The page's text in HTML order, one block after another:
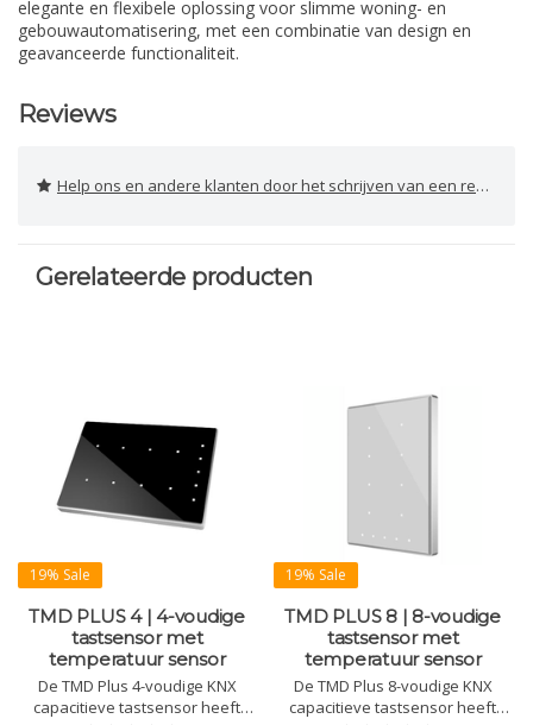
elegante en flexibele oplossing voor slimme woning- en
gebouwautomatisering, met een combinatie van design en
geavanceerde functionaliteit.
Reviews
Help ons en andere klanten door het schrijven van een review
Gerelateerde producten
19% Sale
TMD PLUS 4 | 4-voudige
tastsensor met
temperatuur sensor
De TMD Plus 4-voudige KNX
capacitieve tastsensor heeft
19% Sale
TMD PLUS 8 | 8-voudige
tastsensor met
temperatuur sensor
De TMD Plus 8-voudige KNX
capacitieve tastsensor heeft